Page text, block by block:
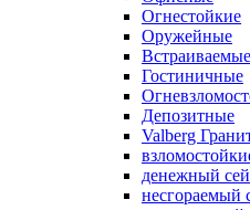
Огнестойкие
Оружейные
Встраиваемые
Гостиничные
Депозитные
Valberg
денежный
несгораемый